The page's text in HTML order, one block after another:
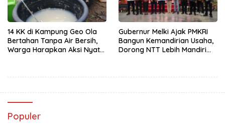
14 KK di Kampung Geo Ola
Bertahan Tanpa Air Bersih,
Warga Harapkan Aksi Nyata
Gubernur Melki Ajak PMKRI
Bangun Kemandirian Usaha,
Dorong NTT Lebih Mandiri
Populer